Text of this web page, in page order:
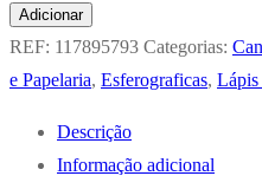
de
Esferográfica
4
1,6mm
Adicionar
REF: 117895793 Categorias:
e Papelaria, Esferograficas, Lápis
Descrição
Informação adicional